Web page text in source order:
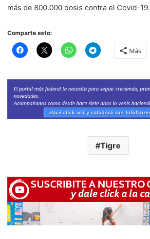
más de 800.000 dosis contra el Covid-19.
Comparte esto:
Más
Tigre